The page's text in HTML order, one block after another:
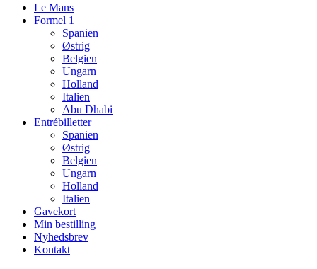
Le Mans
Formel 1
Spanien
Østrig
Belgien
Ungarn
Holland
Italien
Abu Dhabi
Entrébilletter
Spanien
Østrig
Belgien
Ungarn
Holland
Italien
Gavekort
Min bestilling
Nyhedsbrev
Kontakt